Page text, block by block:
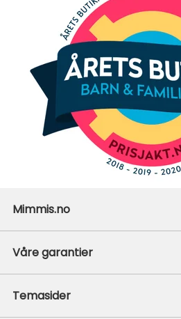
Mimmis.no
Ofte stilte spørsmål
Vår miljøpolicy
Våre garantier
Temasider